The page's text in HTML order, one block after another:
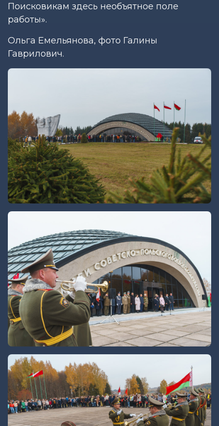
Поисковикам здесь необъятное поле
работы».
Ольга Емельянова, фото Галины
Гаврилович.